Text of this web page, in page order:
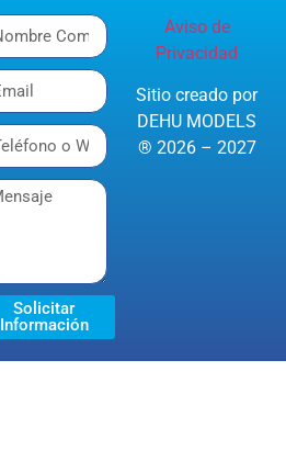
Solicitar
Información
Aviso de
Privacidad
Sitio creado por
DEHU MODELS
® 2026 – 2027